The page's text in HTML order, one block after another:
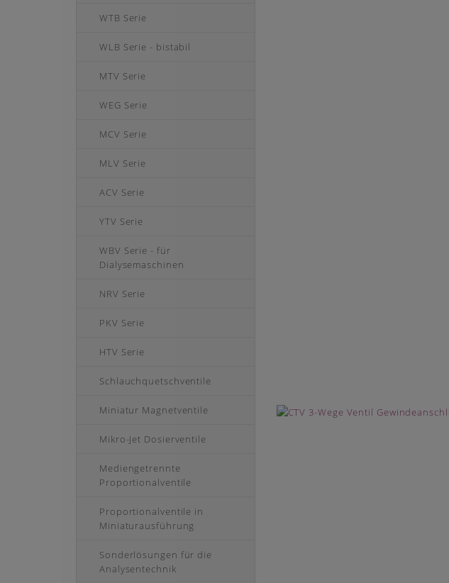
WTB Serie
WLB Serie - bistabil
MTV Serie
WEG Serie
MCV Serie
MLV Serie
ACV Serie
YTV Serie
WBV Serie - für
Dialysemaschinen
NRV Serie
PKV Serie
HTV Serie
Schlauchquetschventile
Miniatur Magnetventile
Mikro-Jet Dosierventile
Mediengetrennte
Proportionalventile
Proportionalventile in
Miniaturausführung
Sonderlösungen für die
Analysentechnik